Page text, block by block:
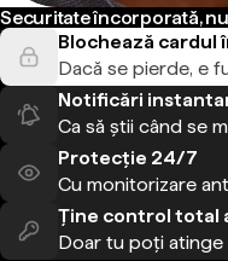
Securitate încorporată,
Blochează cardul
Dacă se pierde, e
Notificări
Ca să știi când se
Protecție 24/7
Cu monitorizare
Ține control total
Doar tu poți atinge